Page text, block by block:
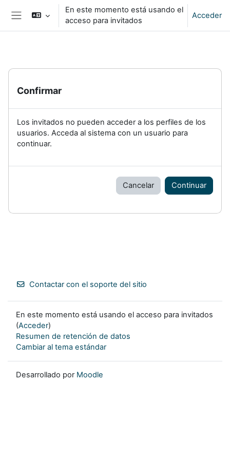
Salta al contenido principal
Panel lateral
En este momento está usando el
acceso para invitados
Acceder
Confirmar
Los invitados no pueden acceder a los perfiles de los
usuarios. Acceda al sistema con un usuario para
continuar.
Cancelar Continuar
Contactar con el soporte del sitio
En este momento está usando el acceso para invitados
(Acceder)
Resumen de retención de datos
Cambiar al tema estándar
Desarrollado por Moodle